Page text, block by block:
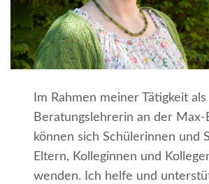
Im Rahmen meiner Tätigkeit als
Beratungslehrerin an der Max-
können sich Schülerinnen und
Eltern, Kolleginnen und
wenden. Ich helfe und